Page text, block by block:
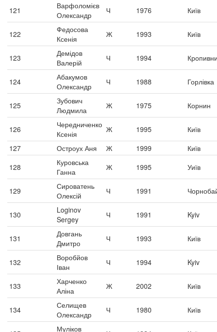
121
Варфоломієв
Олександр
Ч 1976 Київ
122
Федосова
Ксенія
Ж 1993 Київ
123
Демідов
Валерій
Ч 1994
124
Абакумов
Олександр
Ч 1988 Горлівка
125
Зубович
Людмила
Ж 1975 Корнин
126
Чередниченко
Ксенія
Ж 1995
Київ
127
Остроух Аня Ж 1999
Київ
128
Куровська
Ганна
Ж 1995 Уиїв
129
Сироватень
Олексій
Ч 1991
130
Loginov
Sergey
Ч 1991 Kyiv
131
Довгань
Дмитро
Ч 1993 Київ
132
Воробйов
Іван
Ч 1994 Kyiv
133
Харченко
Аліна
Ж 2002 Київ
134
Селищев
Олександр
Ч 1980 Київ
Муліков